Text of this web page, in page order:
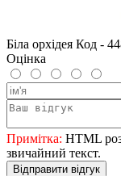
Біла орхідея Код -
Оцінка
Примітка: HTML
звичайний текст.
Відправити відгук